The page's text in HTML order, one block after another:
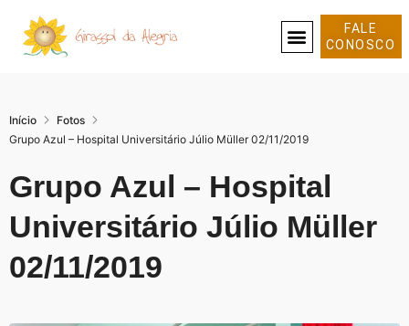
FALE
CONOSCO
Início
Fotos
Grupo Azul – Hospital Universitário Júlio Müller 02/11/2019
Grupo Azul – Hospital
Universitário Júlio Müller
02/11/2019